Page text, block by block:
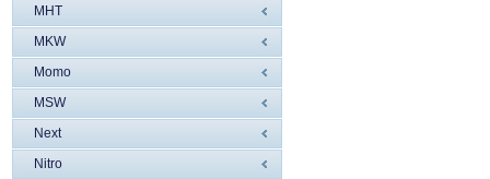
MHT
MKW
Momo
MSW
Next
Nitro